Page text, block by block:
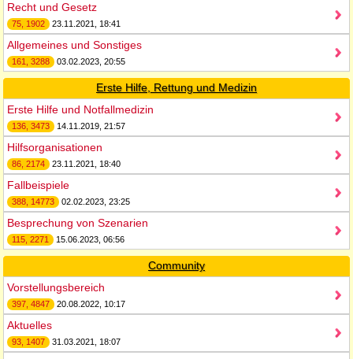
Recht und Gesetz
75, 1902 23.11.2021, 18:41
Allgemeines und Sonstiges
161, 3288 03.02.2023, 20:55
Erste Hilfe, Rettung und Medizin
Erste Hilfe und Notfallmedizin
136, 3473 14.11.2019, 21:57
Hilfsorganisationen
86, 2174 23.11.2021, 18:40
Fallbeispiele
388, 14773 02.02.2023, 23:25
Besprechung von Szenarien
115, 2271 15.06.2023, 06:56
Community
Vorstellungsbereich
397, 4847 20.08.2022, 10:17
Aktuelles
93, 1407 31.03.2021, 18:07